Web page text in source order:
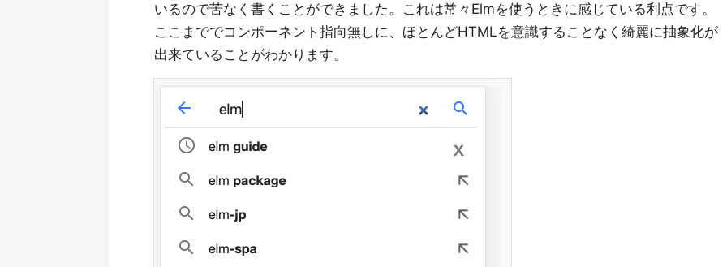
いるので苦なく書くことができました。これは常々Elmを使うときに感じている利点です。
ここまででコンポーネント指向無しに、ほとんどHTMLを意識することなく綺麗に抽象化が
出来ていることがわかります。